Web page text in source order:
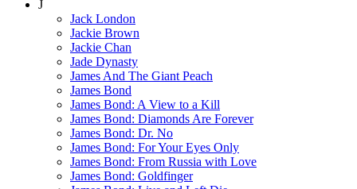
J
Jack London
Jackie Brown
Jackie Chan
Jade Dynasty
James And The Giant Peach
James Bond
James Bond: A View to a Kill
James Bond: Diamonds Are Forever
James Bond: Dr. No
James Bond: For Your Eyes Only
James Bond: From Russia with Love
James Bond: Goldfinger